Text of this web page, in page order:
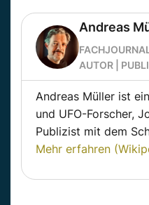
Andreas
AUTOR |
Andreas Müller ist
und UFO-Forscher,
Publizist mit dem
Mehr erfahren